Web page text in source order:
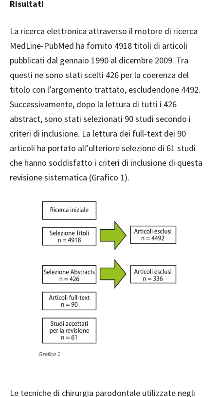
Risultati
La ricerca elettronica attraverso il motore di ricerca
MedLine-PubMed ha fornito 4918 titoli di articoli
pubblicati dal gennaio 1990 al dicembre 2009. Tra
questi ne sono stati scelti 426 per la coerenza del
titolo con l’argomento trattato, escludendone 4492.
Successivamente, dopo la lettura di tutti i 426
abstract, sono stati selezionati 90 studi secondo i
criteri di inclusione. La lettura dei full-text dei 90
articoli ha portato all’ulteriore selezione di 61 studi
che hanno soddisfatto i criteri di inclusione di questa
revisione sistematica (Grafico 1).
Grafico 1
Le tecniche di chirurgia parodontale utilizzate negli